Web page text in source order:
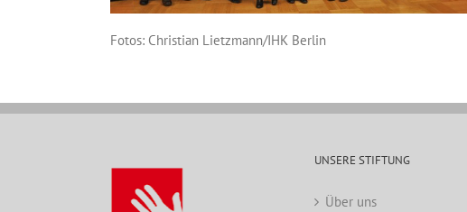
Fotos: Christian Lietzmann/IHK Berlin
UNSERE STIFTUNG
Über uns